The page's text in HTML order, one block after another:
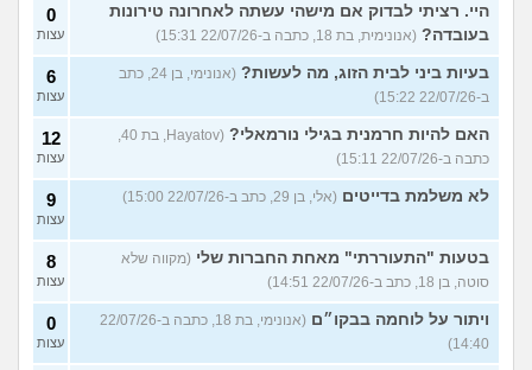
היי. רציתי לבדוק אם מישהי עשתה לאחרונה טירונות
בעובדה? (אנונימית, בת 18, כתבה ב-22/07/26 15:31)
0
עצות
בעיות ביני לבית הזוג, מה לעשות?
(אנונימי, בן 24, כתב
ב-22/07/26 15:22)
6
עצות
האם להיות חרמנית בגילי נורמאלי?
(Hayatov, בת 40,
כתבה ב-22/07/26 15:11)
12
עצות
לא משלמת בדייטים (אלי, בן 29, כתב ב-22/07/26 15:00) 9
עצות
בטעות "התעוררתי" מאחת החברות שלי (מקווה שלא
סוטה, בן 18, כתב ב-22/07/26 14:51)
8
עצות
ויתור על לוחמה בבקו״ם
(אנונימי, בת 18, כתבה ב-22/07/26
14:40)
0
עצות